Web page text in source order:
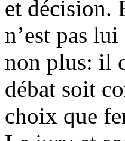
et décision.
n’est pas
non plus: il
débat soit
choix que